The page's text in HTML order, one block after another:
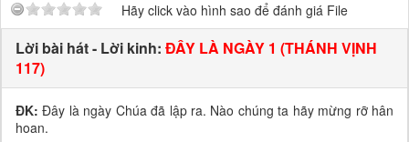
Hãy click vào hình sao để đánh giá File
Lời bài hát - Lời kinh: ĐÂY LÀ NGÀY 1 (THÁNH VỊNH
117)
ĐK: Đây là ngày Chúa đã lập ra. Nào chúng ta hãy mừng rỡ hân
hoan.